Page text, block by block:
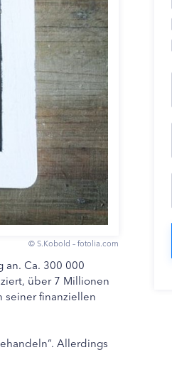
© S.Kobold – fotolia.com
Ca. 300 000
über 7 Millionen
seiner finanziellen
Allerdings